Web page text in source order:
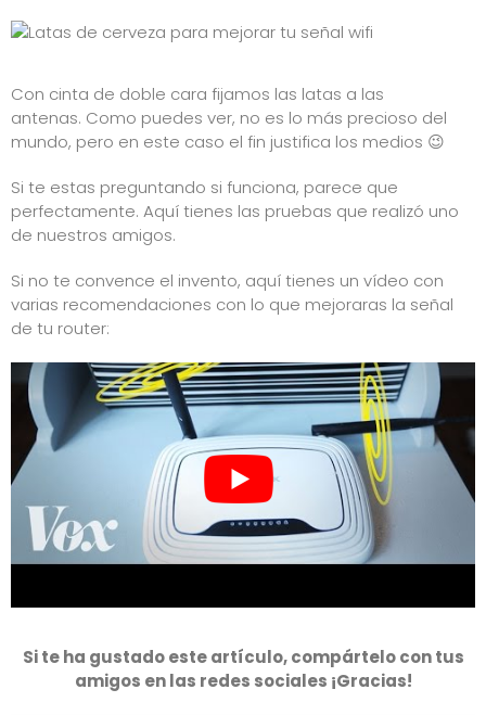
Con cinta de doble cara fijamos las latas a las
antenas. Como puedes ver, no es lo más precioso del
mundo, pero en este caso el fin justifica los medios 😉
Si te estas preguntando si funciona, parece que
perfectamente. Aquí tienes las pruebas que realizó uno
de nuestros amigos.
Si no te convence el invento, aquí tienes un vídeo con
varias recomendaciones con lo que mejoraras la señal
de tu router:
Si te ha gustado este artículo, compártelo con tus
amigos en las redes sociales ¡Gracias!